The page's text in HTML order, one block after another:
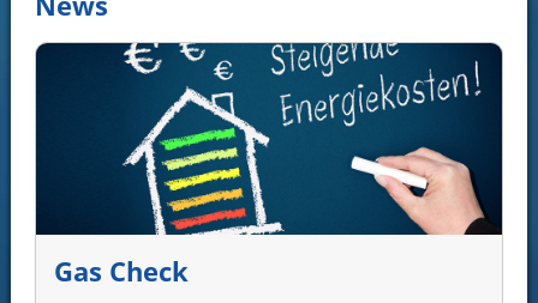
Leistungen
Solartechnik
Heizung
Rohrbruch
Sanitär
Klima
Gas Check